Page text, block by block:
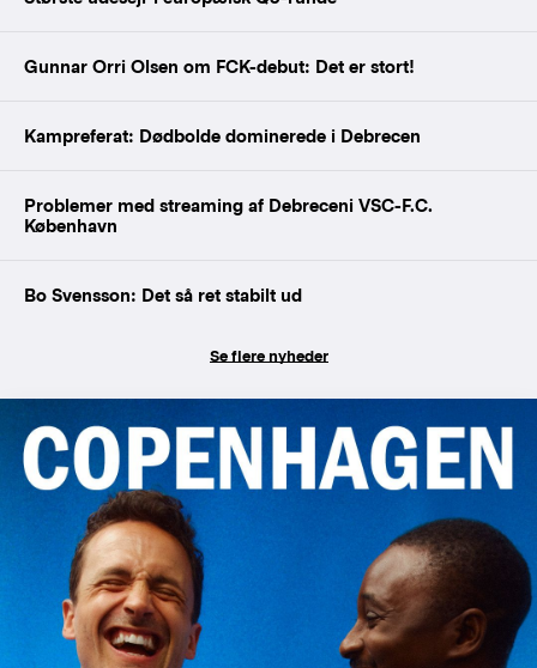
Gunnar Orri Olsen om FCK-debut: Det er stort!
Kampreferat: Dødbolde dominerede i Debrecen
Problemer med streaming af Debreceni VSC-F.C.
København
Bo Svensson: Det så ret stabilt ud
Se flere nyheder